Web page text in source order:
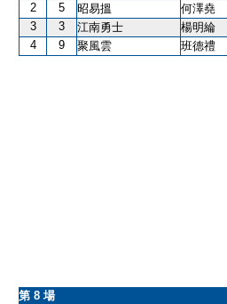
2
5 昭易搵 何澤堯
3
3 江南勇士 楊明綸
4
9 聚風雲 班德禮
第 8 場